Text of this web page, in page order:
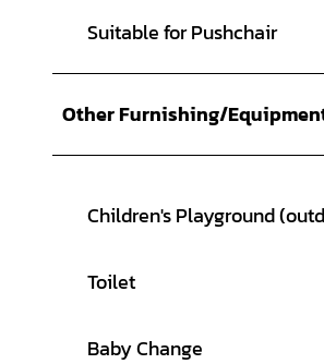
Suitable for Pushchair
Other Furnishing/
Children's Playground
Toilet
Baby Change